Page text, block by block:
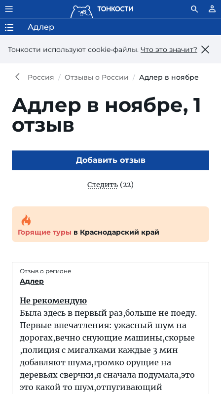
Тонкости используют сookie-файлы. Что это значит?
Адлер
Россия Отзывы о России Адлер в ноябре
Адлер в ноябре, 1
отзыв
Добавить отзыв
Следить (22)
Горящие туры в Краснодарский край
Отзыв о регионе
Адлер
Не рекомендую
Была здесь в первый раз,больше не поеду.
Первые впечатления: ужасный шум на
дорогах,вечно снующие машины,скорые
,полиция с мигалками каждые 3 мин
добавляют шума,громко орущие на
деревьях сверчки,я сначала подумала,это
это какой то шум,отпугивающий